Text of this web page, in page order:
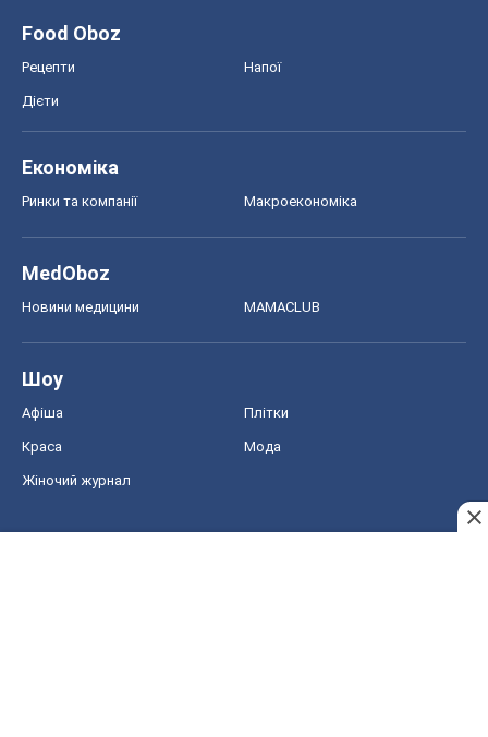
Food Oboz
Рецепти Напої
Дієти
Економіка
Ринки та компанії Макроекономіка
MedOboz
Новини медицини MAMACLUB
Шоу
Афіша Плітки
Краса Мода
Жіночий журнал